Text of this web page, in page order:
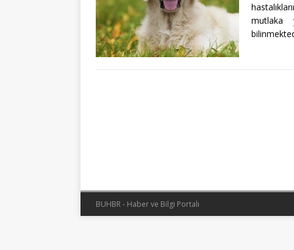
mutlaka
BUHBR - Haber ve Bilgi Portalı